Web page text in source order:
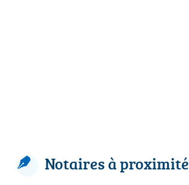
Notaires à proximité